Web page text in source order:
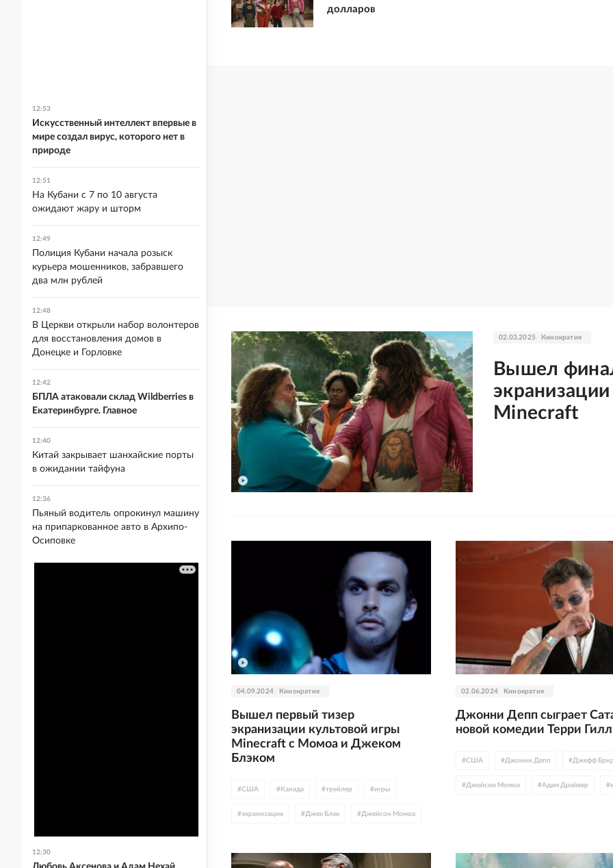
долларов
02.03.2025 Кинократия
Вышел
Minecraft
04.09.2024 Кинократия
Вышел первый тизер
экранизации культовой игры
Minecraft с Момоа и Джеком
Блэком
#США # Канада #трейлер #игры
#экранизации # Джек Блэк # Джейсон Момоа
#The Beatles
02.06.2024 Кинократия
Джонни Депп сыграет
новой комедии Терри
#США # Джонни Депп # Джефф
# Джейсон Момоа #Адам Драйвер #
12:53
Искусственный интеллект впервые в
мире создал вирус, которого нет в
природе
12:51
На Кубани с 7 по 10 августа
ожидают жару и шторм
12:49
Полиция Кубани начала розыск
курьера мошенников, забравшего
два млн рублей
12:48
В Церкви открыли набор волонтеров
для восстановления домов в
Донецке и Горловке
12:42
БПЛА атаковали склад Wildberries в
Екатеринбурге. Главное
12:40
Китай закрывает шанхайские порты
в ожидании тайфуна
12:36
Пьяный водитель опрокинул машину
на припаркованное авто в Архипо-
Осиповке
12:30